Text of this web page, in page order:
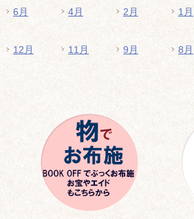
6月 4月 2月 1月
12月 11月 9月 8月